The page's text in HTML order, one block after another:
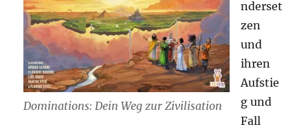
Dominations: Dein Weg zur Zivilisation
nderset
zen
und
ihren
Aufstie
g und
Fall